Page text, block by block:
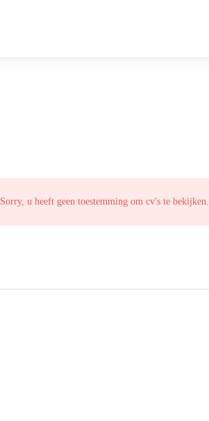
Sorry, u heeft geen toestemming om cv's te bekijken.